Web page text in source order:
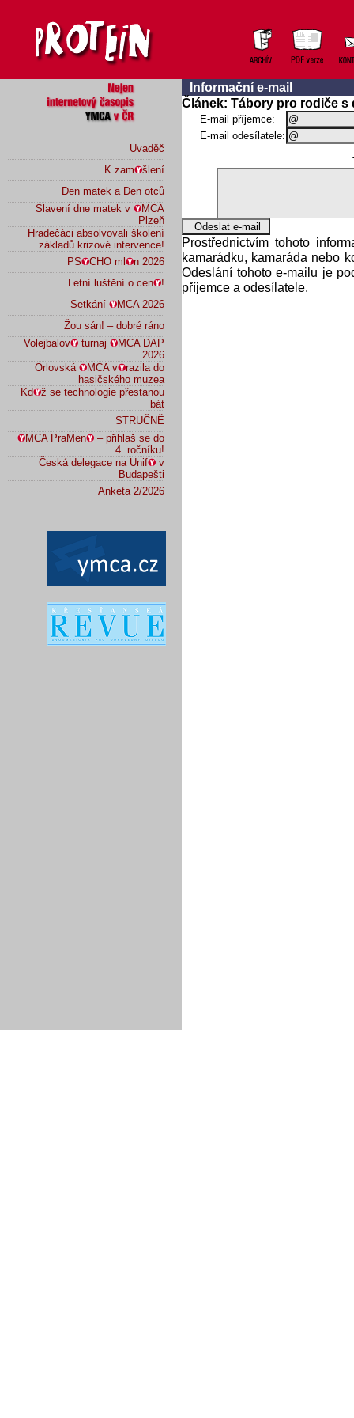
Uvaděč
K zam
šlení
Den matek a Den otců
Slavení dne matek v
MCA
Plzeň
Hradečáci absolvovali školení
základů krizové intervence!
PS
CHO ml
n 2026
Letní luštění o cen
!
Setkání
MCA 2026
Žou sán! – dobré ráno
Volejbalov
turnaj
MCA DAP
2026
Orlovská
MCA v
razila do
hasičského muzea
Kd
ž se technologie přestanou
bát
STRUČNĚ
MCA PraMen
– přihlaš se do
4. ročníku!
Česká delegace na Unif
v
Budapešti
Anketa 2/2026
Informační e-mail
Článek: Tábory pro rodiče s
E-mail příjemce:
E-mail odesílatele:
Prostřednictvím tohoto
kamarádku, kamaráda nebo
Odeslání tohoto e-mailu je
příjemce a odesílatele.